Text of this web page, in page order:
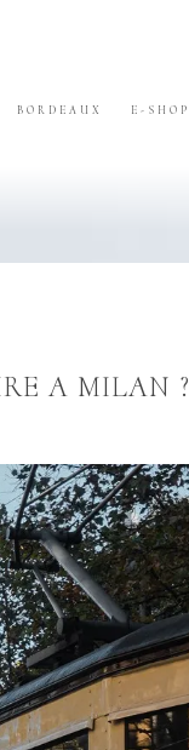
BORDEAUX E-SHOP
A MILAN ?